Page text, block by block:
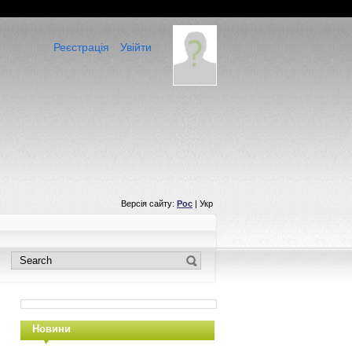
Увійти
Реєстрація
Версія сайту: Рос | Укр
Новини